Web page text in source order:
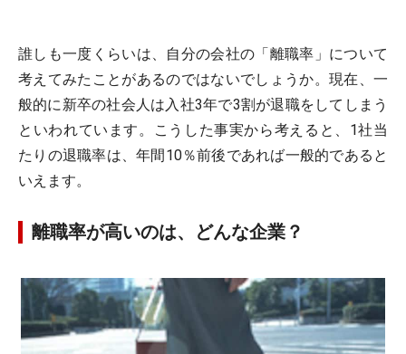
誰しも一度くらいは、自分の会社の「離職率」について
考えてみたことがあるのではないでしょうか。現在、一
般的に新卒の社会人は入社3年で3割が退職をしてしまう
といわれています。こうした事実から考えると、1社当
たりの退職率は、年間10％前後であれば一般的であると
いえます。
離職率が高いのは、どんな企業？